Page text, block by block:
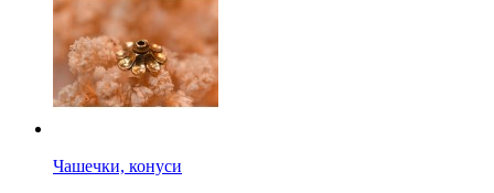
Чашечки, конуси